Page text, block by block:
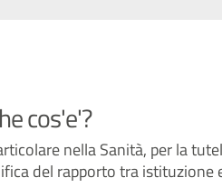
cos'e'?
nella Sanità, per la
del rapporto tra istituzione